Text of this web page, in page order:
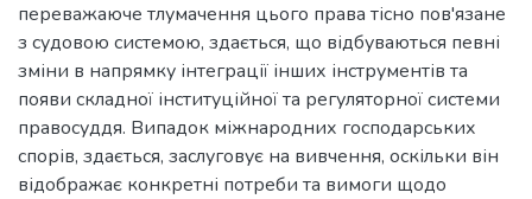
переважаюче тлумачення цього права тісно пов'язане
з судовою системою, здається, що відбуваються певні
зміни в напрямку інтеграції інших інструментів та
появи складної інституційної та регуляторної системи
правосуддя. Випадок міжнародних господарських
спорів, здається, заслуговує на вивчення, оскільки він
відображає конкретні потреби та вимоги щодо